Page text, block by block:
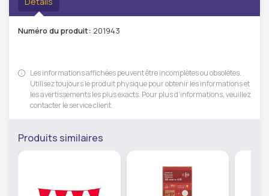
Numéro du produit: 201943
Les informations affichées peuvent être incomplètes ou obsolètes.
Utilisez toujours le produit physique pour obtenir les informations et
les avertissements les plus exacts. Pour plus d'informations, veuillez
contacter le service client.
Produits similaires